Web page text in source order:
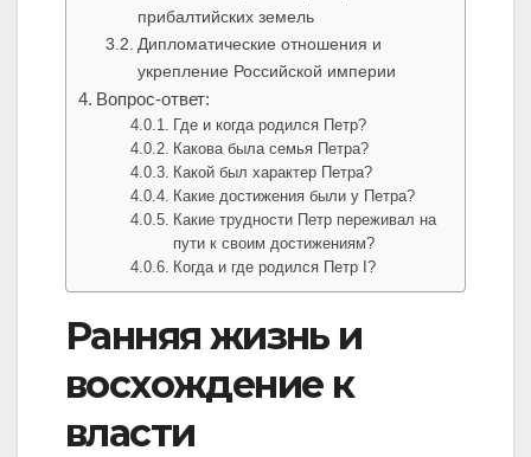
прибалтийских земель
Дипломатические отношения и
укрепление Российской империи
Вопрос-ответ:
Где и когда родился Петр?
Какова была семья Петра?
Какой был характер Петра?
Какие достижения были у Петра?
Какие трудности Петр переживал на
пути к своим достижениям?
Когда и где родился Петр I?
Ранняя жизнь и
восхождение к
власти